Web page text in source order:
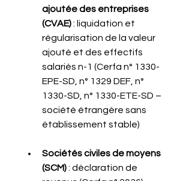
ajoutée des entreprises
(CVAE) : liquidation et
régularisation de la valeur
ajouté et des effectifs
salariés n-1 (Cerfa n° 1330-
EPE-SD, n° 1329 DEF, n°
1330-SD, n° 1330-ETE-SD –
société étrangère sans
établissement stable)
Sociétés civiles de moyens
(SCM) : déclaration de